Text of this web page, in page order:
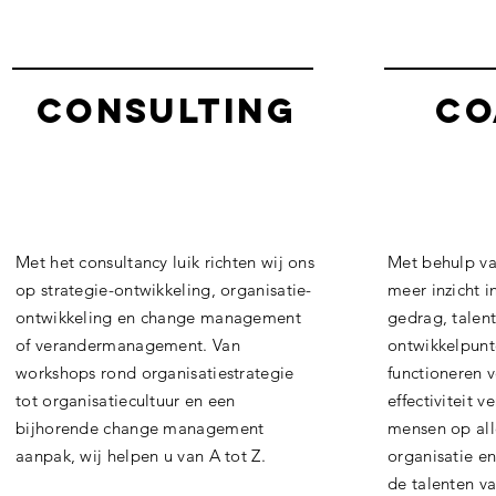
consulting
Met het consultancy luik richten wij ons
op strategie-ontwikkeling, organisatie-
ontwikkeling en change management
of verandermanagement. Van
workshops rond organisatiestrategie
tot organisatiecultuur en een
bijhorende change management
aanpak, wij helpen u van A tot Z.
Met behulp
meer inzicht
gedrag,
functioneren
effectiviteit
mensen op
organisatie
de talenten